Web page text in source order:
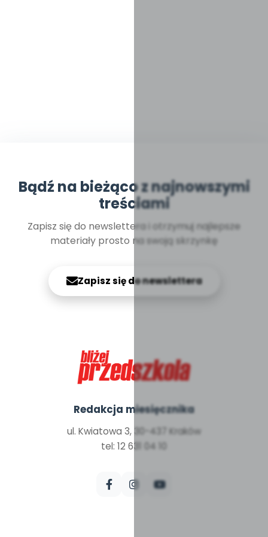
Bądź na bieżąco z najnowszymi
treściami
Zapisz się do newslettera i otrzymuj najlepsze
materiały prosto na swoją skrzynkę
Zapisz się do newslettera
Redakcja miesięcznika
ul. Kwiatowa 3, 30-437 Kraków
tel: 12 631 04 10